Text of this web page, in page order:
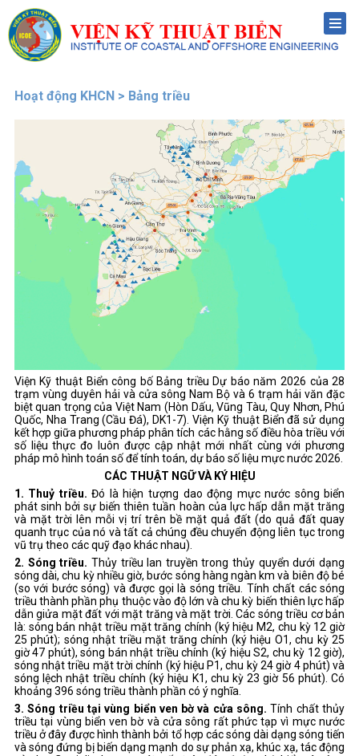
Menu
Hoạt động KHCN > Bảng triều
Viện Kỹ thuật Biển công bố Bảng triều Dự báo năm 2026 của 28
trạm vùng duyên hải và cửa sông Nam Bộ và 6 trạm hải văn đặc
biệt quan trọng của Việt Nam (Hòn Dấu, Vũng Tàu, Quy Nhơn, Phú
Quốc, Nha Trang (Cầu Đá), DK1-7). Viện Kỹ thuật Biển đã sử dụng
kết hợp giữa phương pháp phân tích các hằng số điều hòa triều với
số liệu thực đo luôn được cập nhật mới nhất cùng với phương
pháp mô hình toán số để tính toán, dự báo số liệu mực nước 2026.
CÁC THUẬT NGỮVÀ KÝ HIỆU
1. Thuỷ triều.Đó là hiện tượng dao động mực nước sông biển
phát sinh bởi sự biến thiên tuần hoàn của lực hấp dẫn mặt trăng
và mặt trời lên mỗi vị trí trên bề mặt quả đất (do quả đất quay
quanh trục của nó và tất cả chúng đều chuyển động liên tục trong
vũ trụ theo các quỹ đạo khác nhau).
2. Sóng triều. Thủy triều lan truyền trong thủy quyển dưới dạng
sóng dài, chu kỳ nhiều giờ, bước sóng hàng ngàn km và biên độ bé
(so với bước sóng) và được gọi là sóng triều. Tính chất các sóng
triều thành phần phụ thuộc vào độ lớn và chu kỳ biến thiên lực hấp
dẫn giửa mặt đất với mặt trăng và mặt trời. Các sóng triều cơ bản
là: sóng bán nhật triều mặt trăng chính (ký hiệu M2, chu kỳ 12 giờ
25 phút); sóng nhật triều mặt trăng chính (ký hiệu O1, chu kỳ 25
giờ 47 phút), sóng bán nhật triều chính (ký hiệu S2, chu kỳ 12 giờ),
sóng nhật triều mặt trời chính (ký hiệu P1, chu kỳ 24 giờ 4 phút) và
sóng lệch nhật triều chính (ký hiệu K1, chu kỳ 23 giờ 56 phút). Có
khoảng 396 sóng triều thành phần có ý nghĩa.
3. Sóng triều tại vùng biển ven bờ và cửa sông. Tính chất thủy
triều tại vùng biển ven bờ và cửa sông rất phức tạp vì mực nước
triều ở đây được hình thành bởi tổ hợp các sóng dài dạng sóng tiến
và sóng đứng bị biến dạng mạnh do sự phản xạ, khúc xạ, tác động